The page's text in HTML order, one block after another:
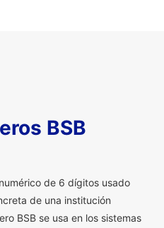
BSB
de 6 dígitos usado
de una institución
BSB se usa en los sistemas